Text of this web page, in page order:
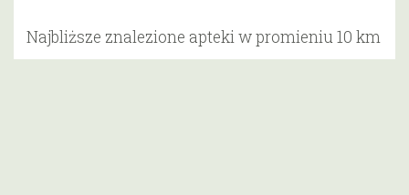
Najbliższe znalezione apteki w promieniu 10 km